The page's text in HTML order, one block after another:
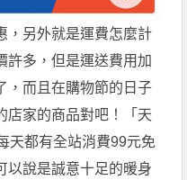
，另外就是運費怎麼計
許多，但是運送費用加
，而且在購物節的日子
店家的商品對吧！「天
天都有全站消費99元免
以說是誠意十足的暖身